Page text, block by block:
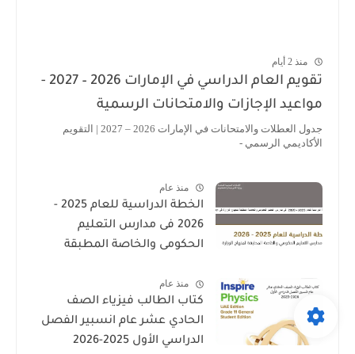
منذ 2 أيام
تقويم العام الدراسي في الإمارات 2026 – 2027 -
مواعيد الإجازات والامتحانات الرسمية
جدول العطلات والامتحانات في الإمارات 2026 – 2027 | التقويم
الأكاديمي الرسمي -
منذ عام
الخطة الدراسية للعام 2025 -
2026 فى مدارس التعليم
الحكومى والخاصة المطبقة
منذ عام
كتاب الطالب فيزياء الصف
الحادي عشر عام انسبير الفصل
الدراسي الأول 2025-2026